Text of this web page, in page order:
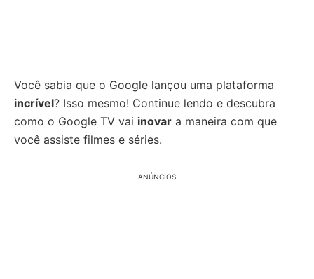
Você sabia que o Google lançou uma plataforma
incrível? Isso mesmo! Continue lendo e descubra
como o Google TV vai inovar a maneira com que
você assiste filmes e séries.
ANÚNCIOS